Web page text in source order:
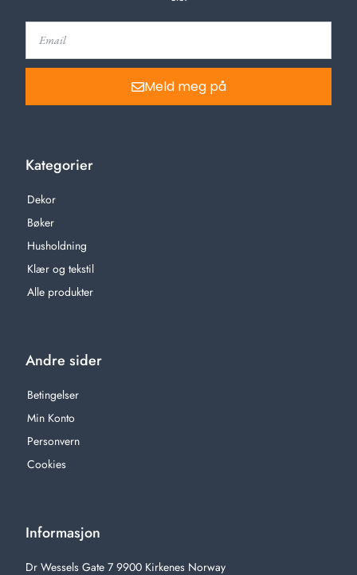
Meld meg på
Kategorier
Dekor
Bøker
Husholdning
Klær og tekstil
Alle produkter
Andre sider
Betingelser
Min Konto
Personvern
Cookies
Informasjon
Dr Wessels Gate 7 9900 Kirkenes Norway